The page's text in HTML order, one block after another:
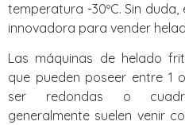
temperatura -30ºC. Sin
innovadora para vender
Las máquinas de helado
que pueden poseer entre 1
ser redondas o
generalmente suelen venir